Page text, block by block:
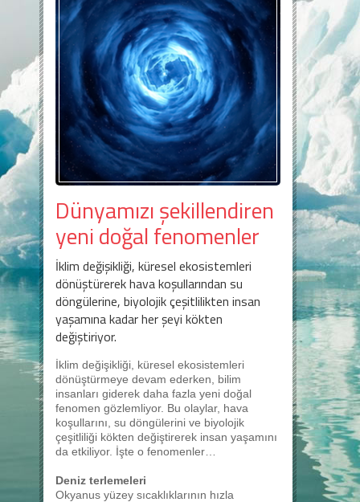
Dünyamızı şekillendiren
yeni doğal fenomenler
İklim değişikliği, küresel ekosistemleri
dönüştürerek hava koşullarından su
döngülerine, biyolojik çeşitlilikten insan
yaşamına kadar her şeyi kökten
değiştiriyor.
İklim değişikliği, küresel ekosistemleri
dönüştürmeye devam ederken, bilim
insanları giderek daha fazla yeni doğal
fenomen gözlemliyor. Bu olaylar, hava
koşullarını, su döngülerini ve biyolojik
çeşitliliği kökten değiştirerek insan yaşamını
da etkiliyor. İşte o fenomenler…
Deniz terlemeleri
Okyanus yüzey sıcaklıklarının hızla